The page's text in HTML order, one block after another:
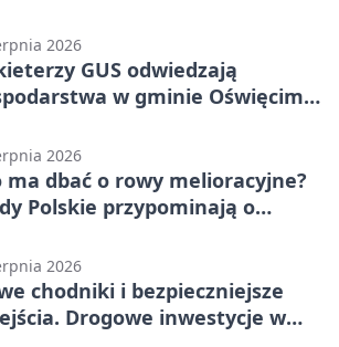
2026
GUS odwiedzają
w gminie Oświęcim.
2026
ma dbać o rowy melioracyjne?
Polskie przypominają o
2026
chodniki i bezpieczniejsze
Drogowe inwestycje w